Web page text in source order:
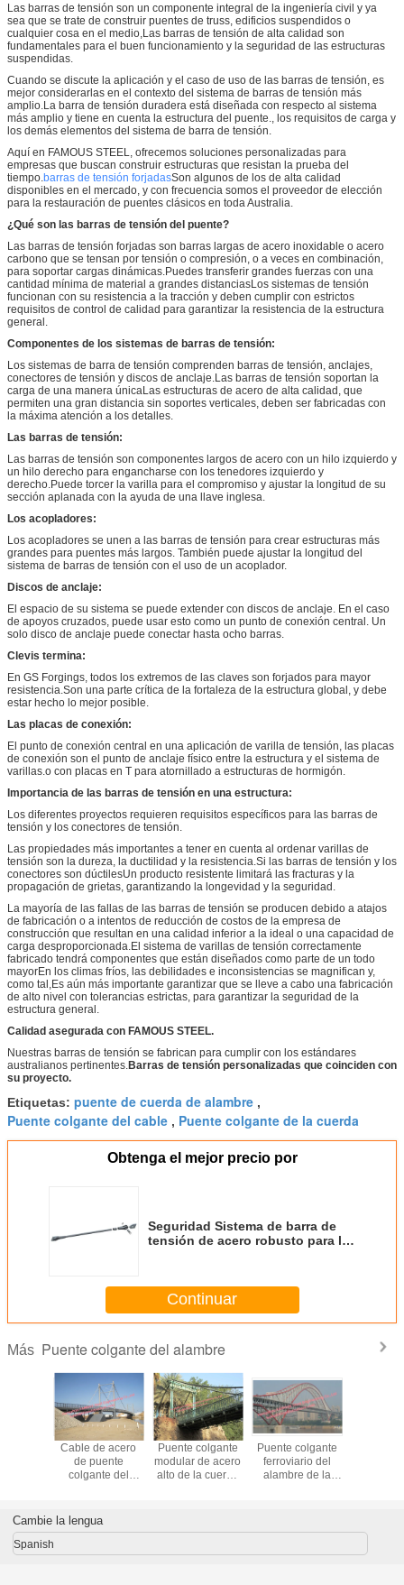
Las barras de tensión son un componente integral de la ingeniería civil y ya
sea que se trate de construir puentes de truss, edificios suspendidos o
cualquier cosa en el medio,Las barras de tensión de alta calidad son
fundamentales para el buen funcionamiento y la seguridad de las estructuras
suspendidas.
Cuando se discute la aplicación y el caso de uso de las barras de tensión, es
mejor considerarlas en el contexto del sistema de barras de tensión más
amplio.La barra de tensión duradera está diseñada con respecto al sistema
más amplio y tiene en cuenta la estructura del puente., los requisitos de carga y
los demás elementos del sistema de barra de tensión.
Aquí en FAMOUS STEEL, ofrecemos soluciones personalizadas para
empresas que buscan construir estructuras que resistan la prueba del
tiempo.barras de tensión forjadasSon algunos de los de alta calidad
disponibles en el mercado, y con frecuencia somos el proveedor de elección
para la restauración de puentes clásicos en toda Australia.
¿Qué son las barras de tensión del puente?
Las barras de tensión forjadas son barras largas de acero inoxidable o acero
carbono que se tensan por tensión o compresión, o a veces en combinación,
para soportar cargas dinámicas.Puedes transferir grandes fuerzas con una
cantidad mínima de material a grandes distanciasLos sistemas de tensión
funcionan con su resistencia a la tracción y deben cumplir con estrictos
requisitos de control de calidad para garantizar la resistencia de la estructura
general.
Componentes de los sistemas de barras de tensión:
Los sistemas de barra de tensión comprenden barras de tensión, anclajes,
conectores de tensión y discos de anclaje.Las barras de tensión soportan la
carga de una manera únicaLas estructuras de acero de alta calidad, que
permiten una gran distancia sin soportes verticales, deben ser fabricadas con
la máxima atención a los detalles.
Las barras de tensión:
Las barras de tensión son componentes largos de acero con un hilo izquierdo y
un hilo derecho para engancharse con los tenedores izquierdo y
derecho.Puede torcer la varilla para el compromiso y ajustar la longitud de su
sección aplanada con la ayuda de una llave inglesa.
Los acopladores:
Los acopladores se unen a las barras de tensión para crear estructuras más
grandes para puentes más largos. También puede ajustar la longitud del
sistema de barras de tensión con el uso de un acoplador.
Discos de anclaje:
El espacio de su sistema se puede extender con discos de anclaje. En el caso
de apoyos cruzados, puede usar esto como un punto de conexión central. Un
solo disco de anclaje puede conectar hasta ocho barras.
Clevis termina:
En GS Forgings, todos los extremos de las claves son forjados para mayor
resistencia.Son una parte crítica de la fortaleza de la estructura global, y debe
estar hecho lo mejor posible.
Las placas de conexión:
El punto de conexión central en una aplicación de varilla de tensión, las placas
de conexión son el punto de anclaje físico entre la estructura y el sistema de
varillas.o con placas en T para atornillado a estructuras de hormigón.
Importancia de las barras de tensión en una estructura:
Los diferentes proyectos requieren requisitos específicos para las barras de
tensión y los conectores de tensión.
Las propiedades más importantes a tener en cuenta al ordenar varillas de
tensión son la dureza, la ductilidad y la resistencia.Si las barras de tensión y los
conectores son dúctilesUn producto resistente limitará las fracturas y la
propagación de grietas, garantizando la longevidad y la seguridad.
La mayoría de las fallas de las barras de tensión se producen debido a atajos
de fabricación o a intentos de reducción de costos de la empresa de
construcción que resultan en una calidad inferior a la ideal o una capacidad de
carga desproporcionada.El sistema de varillas de tensión correctamente
fabricado tendrá componentes que están diseñados como parte de un todo
mayorEn los climas fríos, las debilidades e inconsistencias se magnifican y,
como tal,Es aún más importante garantizar que se lleve a cabo una fabricación
de alto nivel con tolerancias estrictas, para garantizar la seguridad de la
estructura general.
Calidad asegurada con FAMOUS STEEL.
Nuestras barras de tensión se fabrican para cumplir con los estándares
australianos pertinentes.Barras de tensión personalizadas que coinciden con
su proyecto.
Etiquetas: puente de cuerda de alambre ,
Puente colgante del cable , Puente colgante de la cuerda
Obtenga el mejor precio por
Seguridad Sistema de barra de
tensión de acero robusto para la
Continuar
Más Puente colgante del alambre
del
Cable de acero
de puente
colgante del
permanecido con
la ayuda dual del
peatones del
Puente colgante
modular de acero
alto de la cuerda
Puente colgante
ferroviario del
alambre de la
del arco de doble
del
Cambie la lengua
Spanish